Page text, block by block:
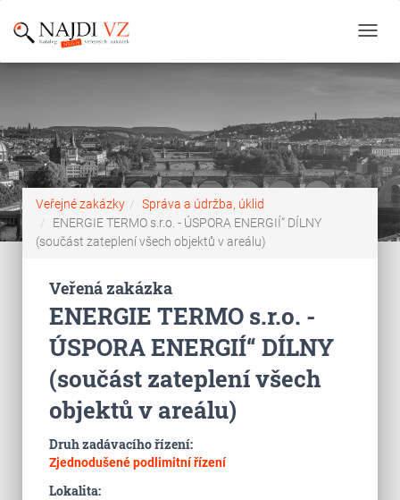
Veřejné zakázky
Správa a údržba, úklid
ENERGIE TERMO s.r.o. - ÚSPORA ENERGIÍ“ DÍLNY
(součást zateplení všech objektů v areálu)
Veřená zakázka
ENERGIE TERMO s.r.o. -
ÚSPORA ENERGIÍ“ DÍLNY
(součást zateplení všech
objektů v areálu)
Druh zadávacího řízení:
Zjednodušené podlimitní řízení
Lokalita: